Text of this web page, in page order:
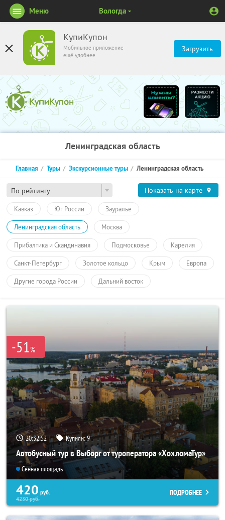
КупиКупон
Мобильное приложение
ещё удобнее
Загрузить
Меню Вологда
Ленинградская область
По рейтингу
Главная Туры Экскурсионные туры Ленинградская область
Показать на карте
Кавказ Юг России Зауралье
Ленинградская область Москва
Прибалтика и Скандинавия Подмосковье Карелия
Санкт-Петербург Золотое кольцо Крым Европа
Другие города России Дальний восток
-51%
20:32:51 Купили:9
Автобусный тур в Выборг от туроператора «ХохломаТур»
Сенная площадь
420 руб.
4230руб.
ПОДРОБНЕЕ